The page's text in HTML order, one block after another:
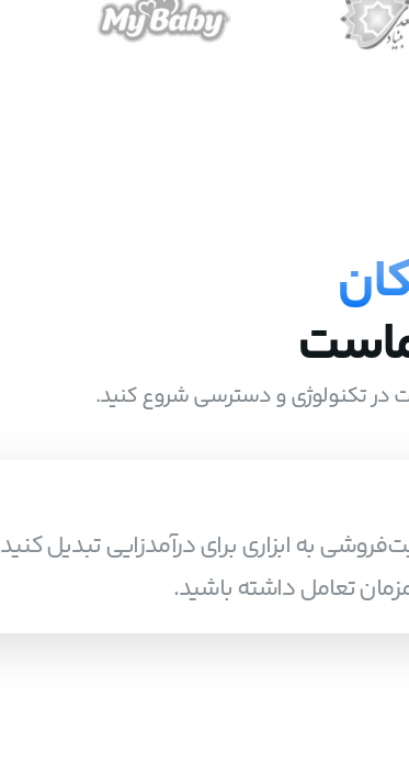
در تکنولوژی و دسترسی شروع کنید.
به ابزاری برای درآمدزایی تبدیل کنید
تعامل داشته باشید.